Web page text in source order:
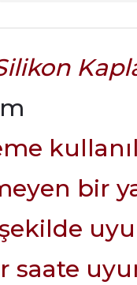
bir
saate